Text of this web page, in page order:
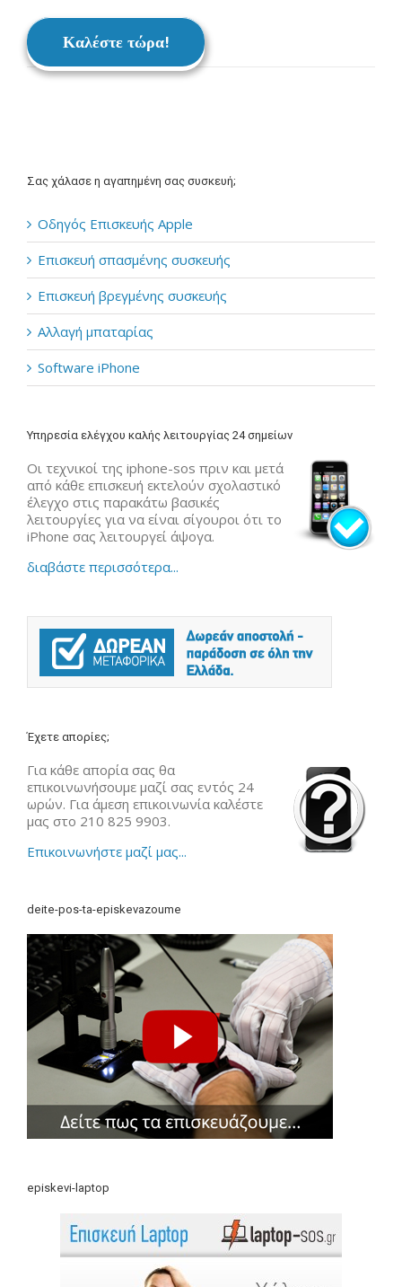
Καλέστε τώρα!
Σας χάλασε η αγαπημένη σας συσκευή;
Οδηγός Επισκευής Apple
Επισκευή σπασμένης συσκευής
Επισκευή βρεγμένης συσκευής
Αλλαγή μπαταρίας
Software iPhone
Υπηρεσία ελέγχου καλής λειτουργίας 24 σημείων
Οι τεχνικοί της iphone-sos πριν και μετά
από κάθε επισκευή εκτελούν σχολαστικό
έλεγχο στις παρακάτω βασικές
λειτουργίες για να είναι σίγουροι ότι το
iPhone σας λειτουργεί άψογα.
διαβάστε περισσότερα...
Έχετε απορίες;
Για κάθε απορία σας θα
επικοινωνήσουμε μαζί σας εντός 24
ωρών. Για άμεση επικοινωνία καλέστε
μας στο 210 825 9903.
Επικοινωνήστε μαζί μας...
deite-pos-ta-episkevazoume
episkevi-laptop